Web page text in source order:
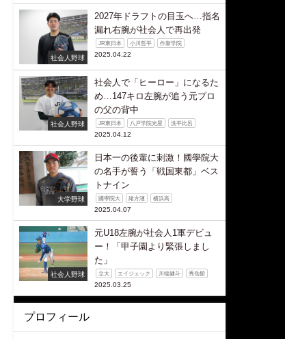
社会人野球
2027年ドラフトの目玉へ…指名
漏れ右腕が社会人で再出発
JR東日本 小川哲平 作新学院
2025.04.22
社会人野球
社会人で「ヒーロー」になるた
め…147キロ左腕が追う元プロ
の父の背中
JR東日本 八戸学院光星 洗平比呂
2025.04.12
大学野球
日本一の後輩に刺激！國學院大
の名手が誓う「戦国東都」ベス
トナイン
國學院大 緒方漣 横浜高
2025.04.07
社会人野球
元U18左腕が社会人1軍デビュ
ー！「甲子園より緊張しまし
た」
立大 エイジェック 川端健斗 秀岳館
2025.03.25
プロフィール